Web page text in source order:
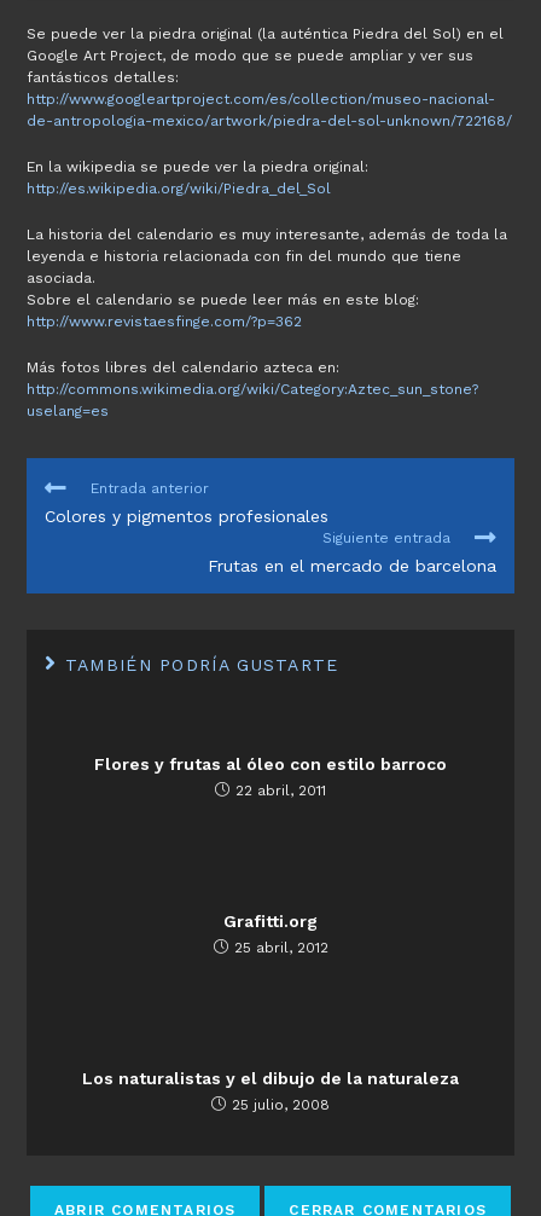
Se puede ver la piedra original (la auténtica Piedra del Sol) en el
Google Art Project, de modo que se puede ampliar y ver sus
fantásticos detalles:
http://www.googleartproject.com/es/collection/museo-nacional-
de-antropologia-mexico/artwork/piedra-del-sol-unknown/722168/
En la wikipedia se puede ver la piedra original:
http://es.wikipedia.org/wiki/Piedra_del_Sol
La historia del calendario es muy interesante, además de toda la
leyenda e historia relacionada con fin del mundo que tiene
asociada.
Sobre el calendario se puede leer más en este blog:
http://www.revistaesfinge.com/?p=362
Más fotos libres del calendario azteca en:
http://commons.wikimedia.org/wiki/Category:Aztec_sun_stone?
uselang=es
LEER
ARTÍCULOS
Entrada anterior
Colores y pigmentos profesionales
Siguiente entrada
Frutas en el mercado de barcelona
TAMBIÉN PODRÍA GUSTARTE
Flores y frutas al óleo con estilo barroco
22 abril, 2011
Grafitti.org
25 abril, 2012
Los naturalistas y el dibujo de la naturaleza
25 julio, 2008